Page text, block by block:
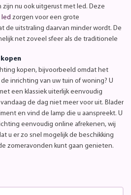
zijn nu ook uitgerust met led. Deze
zorgen voor een grote
de uitstraling daarvan minder wordt. De
net zoveel sfeer als de traditionele
kopen, bijvoorbeeld omdat het
inrichting van uw tuin of woning? U
een klassiek uiterlijk eenvoudig
de dag niet meer voor uit. Blader
en vind de lamp die u aanspreekt. U
eenvoudig online afrekenen, wij
u er zo snel mogelijk de beschikking
zomeravonden kunt gaan genieten.